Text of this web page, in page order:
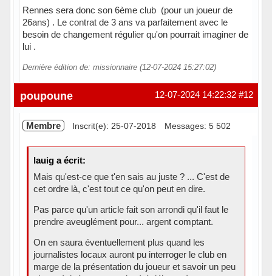
Rennes sera donc son 6ème club (pour un joueur de
26ans) . Le contrat de 3 ans va parfaitement avec le
besoin de changement régulier qu'on pourrait imaginer de
lui .
Dernière édition de: missionnaire (12-07-2024 15:27:02)
Hors ligne #12
12-07-2024 14:22:32
poupoune
Membre Inscrit(e): 25-07-2018 Messages: 5 502
lauig a écrit:
Mais qu'est-ce que t'en sais au juste ? ... C'est de
cet ordre là, c'est tout ce qu'on peut en dire.
Pas parce qu'un article fait son arrondi qu'il faut le
prendre aveuglément pour... argent comptant.
On en saura éventuellement plus quand les
journalistes locaux auront pu interroger le club en
marge de la présentation du joueur et savoir un peu